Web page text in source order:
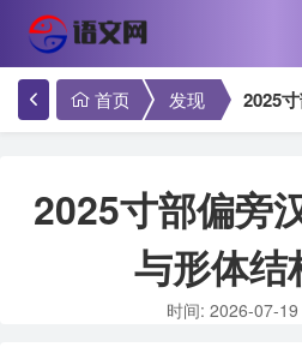
首页 发现 2025
2025寸部偏旁
与形体结
时间: 2026-07-